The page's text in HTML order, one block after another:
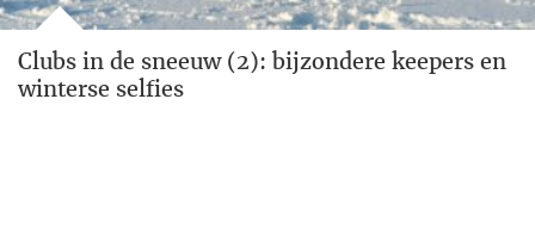
Clubs in de sneeuw (2): bijzondere keepers en
winterse selfies